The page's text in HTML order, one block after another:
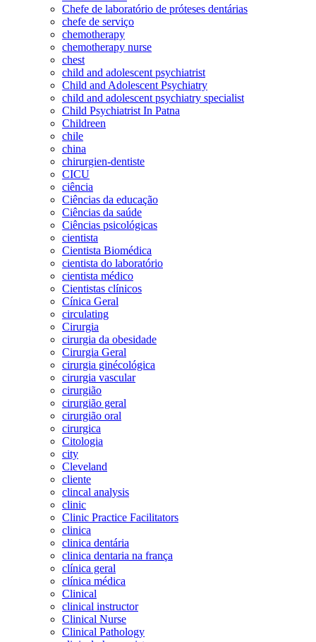
Chefe de laboratório de próteses dentárias
chefe de serviço
chemotherapy
chemotherapy nurse
chest
child and adolescent psychiatrist
Child and Adolescent Psychiatry
child and adolescent psychiatry specialist
Child Psychiatrist In Patna
Childreen
chile
china
chirurgien-dentiste
CICU
ciência
Ciências da educação
Ciências da saúde
Ciências psicológicas
cientista
Cientista Biomédica
cientista do laboratório
cientista médico
Cientistas clínicos
Cínica Geral
circulating
Cirurgia
cirurgia da obesidade
Cirurgia Geral
cirurgia ginécológica
cirurgia vascular
cirurgião
cirurgião geral
cirurgião oral
cirurgica
Citologia
city
Cleveland
cliente
clincal analysis
clinic
Clinic Practice Facilitators
clinica
clinica dentária
clinica dentaria na frança
clínica geral
clínica médica
Clinical
clinical instructor
Clinical Nurse
Clinical Pathology